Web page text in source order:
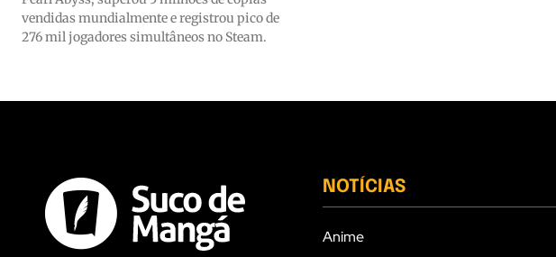
vendidas mundialmente e registrou pico de
276 mil jogadores simultâneos no Steam.
NOTÍCIAS
Anime